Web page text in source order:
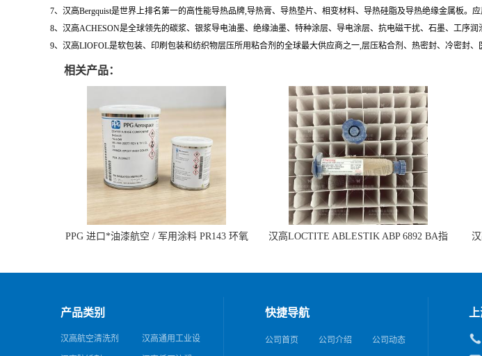
7、汉高Bergquist是世界上排名第一的高性能导热品牌,导热膏、导热垫片、相变材料、导热硅脂及导热绝缘金属板。
8、汉高ACHESON是全球领先的碳浆、银浆导电油墨、绝缘油墨、特种涂层、导电涂层、抗电磁干扰、石墨、工序润
9、汉高LIOFOL是软包装、印刷包装和纺织物层压所用粘合剂的全球最大供应商之一,层压粘合剂、热密封、冷密封、
相关产品：
PPG 进口*油漆航空 / 军用涂料 PR143 环氧
汉高LOCTITE ABLESTIK ABP 6892 BA指
产品类别
汉高航空清洗剂 汉高通用工业设
快捷导航
公司首页 公司介绍 公司动态